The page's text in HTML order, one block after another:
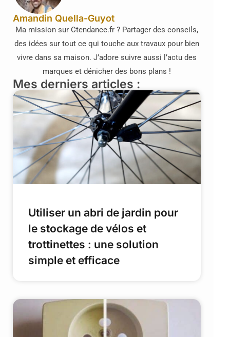
Amandin Quella-Guyot
Ma mission sur Ctendance.fr ? Partager des conseils,
des idées sur tout ce qui touche aux travaux pour bien
vivre dans sa maison. J’adore suivre aussi l’actu des
marques et dénicher des bons plans !
Mes derniers articles :
Utiliser un abri de jardin pour
le stockage de vélos et
trottinettes : une solution
simple et efficace